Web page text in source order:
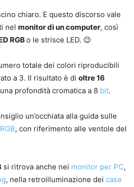
chiaro. E questo discorso vale
nel monitor di un computer, così
RGBo le strisce LED. 😉
totale dei colori riproducibili
a 3. Il risultato è di oltre 16
profondità cromatica a 8 bit.
un’occhiata alla guida sulle
, con riferimento alle ventole del
si ritrova anche nei monitor per PC,
, nella retroilluminazione dei case